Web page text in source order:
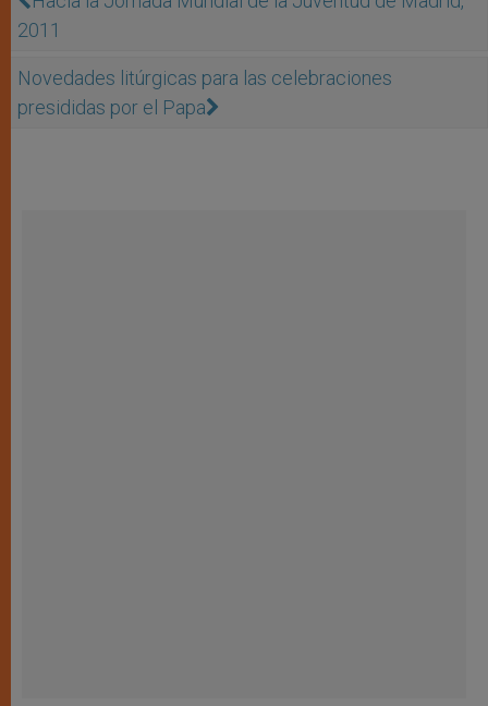
2011
Novedades litúrgicas para las celebraciones
presididas por el Papa